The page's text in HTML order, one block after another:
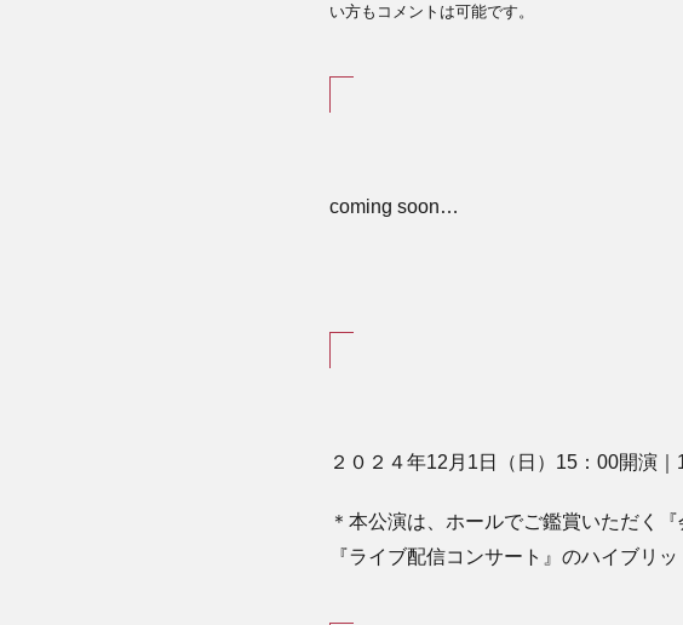
い方もコメントは可能です。
coming soon…
２０２４年12月1日（日）15：00開演
＊本公演は、ホールでご鑑賞いただく
『ライブ配信コンサート』のハイブリ